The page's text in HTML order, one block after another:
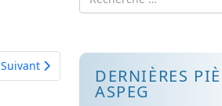
Article suivant : Champagne "la
Suivant DERNIÈRES
ASPEG